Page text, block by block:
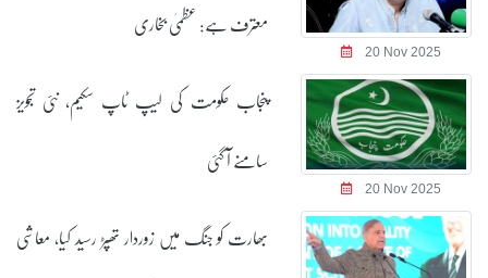
20 Nov 2025
معترف ہے: عظمیٰ بخاری
20 Nov 2025
پنجاب حکومت کی لیپ ٹاپ سکیم، نئی تجویز
سامنے آ گئی
بھارت کو جنگ میں زوردار تھپڑ رسید کیا، معاشی